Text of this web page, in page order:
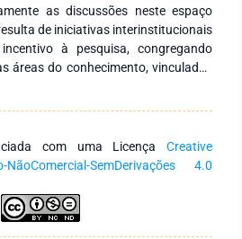
as discussões neste espaço
de iniciativas interinstitucionais
à pesquisa, congregando
áreas do conhecimento, vinculados
Superior, públicas e privadas, em
entre instituições, tanto no Brasil
meio de redes de pesquisa
continuada de profissionais
busca-se a produção e a ampla
em distintas áreas do saber.
gratidão aos autores pelo
com uma Licença Creative
SemDerivações 4.0